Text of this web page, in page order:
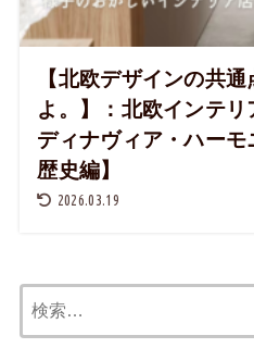
【北欧デザインの共
よ。】：北欧インテ
ディナヴィア・ハー
歴史編】
2026.03.19